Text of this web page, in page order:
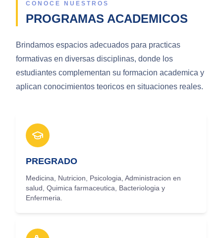
CONOCE NUESTROS
PROGRAMAS ACADEMICOS
Brindamos espacios adecuados para practicas
formativas en diversas disciplinas, donde los
estudiantes complementan su formacion academica y
aplican conocimientos teoricos en situaciones reales.
PREGRADO
Medicina, Nutricion, Psicologia, Administracion en
salud, Quimica farmaceutica, Bacteriologia y
Enfermeria.